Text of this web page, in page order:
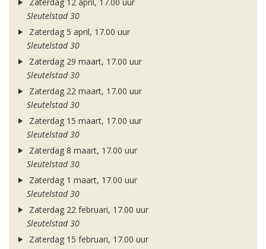
Zaterdag 12 april, 17.00 uur
Sleutelstad 30
Zaterdag 5 april, 17.00 uur
Sleutelstad 30
Zaterdag 29 maart, 17.00 uur
Sleutelstad 30
Zaterdag 22 maart, 17.00 uur
Sleutelstad 30
Zaterdag 15 maart, 17.00 uur
Sleutelstad 30
Zaterdag 8 maart, 17.00 uur
Sleutelstad 30
Zaterdag 1 maart, 17.00 uur
Sleutelstad 30
Zaterdag 22 februari, 17.00 uur
Sleutelstad 30
Zaterdag 15 februari, 17.00 uur